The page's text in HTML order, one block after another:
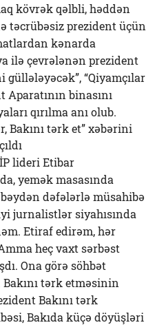
kövrək qəlbli, həddən
təcrübəsiz prezident üçün
kənarda
ilə çevrələnən prezident
güllələyəcək”, “Qiyamçılar
Aparatının binasını
qırılma anı olub.
lideri Etibar
yemək masasında
dəfələrlə müsahibə
jurnalistlər siyahısında
Etiraf edirəm, hər
heç vaxt sərbəst
Ona görə söhbət
tərk etməsinin
Bakını tərk
Bakıda küçə döyüşləri